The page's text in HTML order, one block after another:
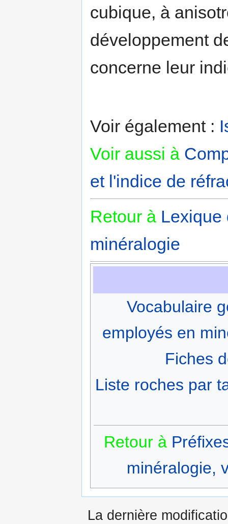
cubique, à
développement
concerne leur
Voir également :
Voir aussi à
et l'indice de
Retour à Lexique
minéralogie
Vocabulaire
employés en
Fiches
Liste roches par
Retour à
minéralogie,
La dernière